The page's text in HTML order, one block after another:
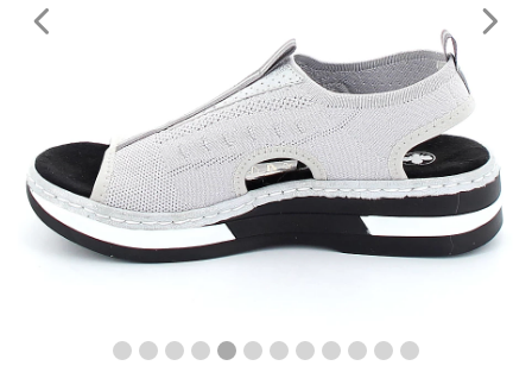
Предыдущий